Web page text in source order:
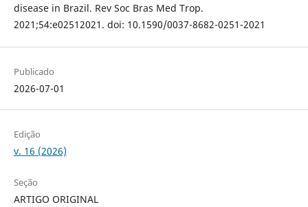
disease in Brazil. Rev Soc Bras Med Trop.
2021;54:e02512021. doi: 10.1590/0037-8682-0251-2021
Publicado
2026-07-01
Edição
v. 16 (2026)
Seção
ARTIGO ORIGINAL